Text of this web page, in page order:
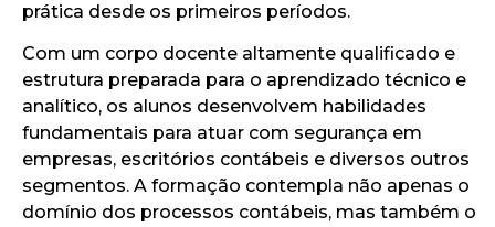
prática desde os primeiros períodos.
Com um corpo docente altamente qualificado e
estrutura preparada para o aprendizado técnico e
analítico, os alunos desenvolvem habilidades
fundamentais para atuar com segurança em
empresas, escritórios contábeis e diversos outros
segmentos. A formação contempla não apenas o
domínio dos processos contábeis, mas também o